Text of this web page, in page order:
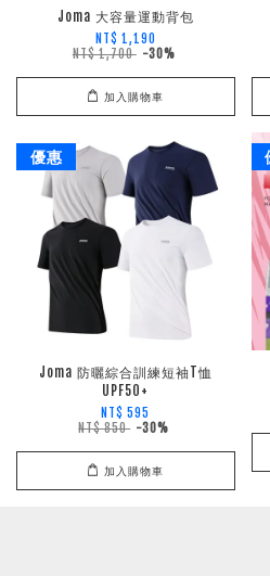
Joma 大容量運動背包
NT$ 1,190
NT$ 1,700 -30%
加入購物車
優惠
Joma 防曬綜合訓練短袖T恤
UPF50+
NT$ 595
NT$ 850 -30%
加入購物車